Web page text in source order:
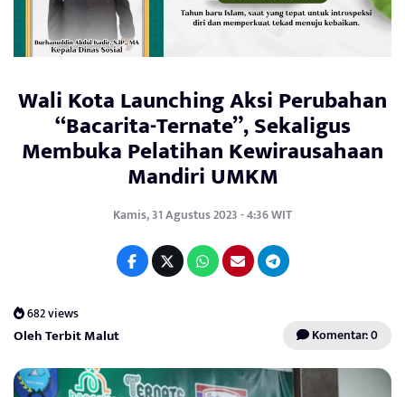
Wali Kota Launching Aksi Perubahan
“Bacarita-Ternate”, Sekaligus
Membuka Pelatihan Kewirausahaan
Mandiri UMKM
Kamis, 31 Agustus 2023 - 4:36 WIT
682 views
Oleh Terbit Malut Komentar: 0